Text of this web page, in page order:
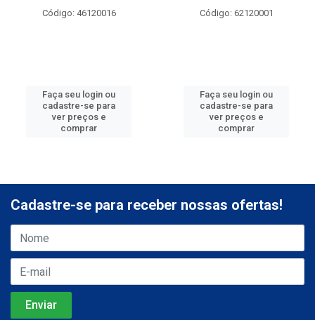
Código: 46120016
Faça seu login ou
cadastre-se para
ver preços e
comprar
Código: 62120001
Faça seu login ou
cadastre-se para
ver preços e
comprar
Cadastre-se para receber nossas ofertas!